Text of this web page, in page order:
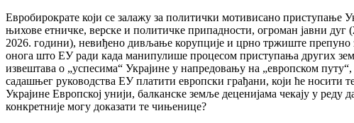
Евробирократе који се залажу за политички мотивисано приступање
њихове етничке, верске и политичке припадности, огроман јавни
2026. години), невиђено дивљање корупције и црно тржиште препуно
онога што ЕУ ради када манипулише процесом приступања других
извештава о „успесима“ Украјине у напредовању на „европском
садашњег руководства ЕУ платити европски грађани, који ће
Украјине Европској унији, балканске земље деценијама чекају у
конкретније могу доказати те чињенице?